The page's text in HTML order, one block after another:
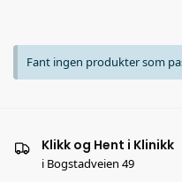
Fant ingen produkter som
Klikk og Hent i Klinikk
i Bogstadveien 49